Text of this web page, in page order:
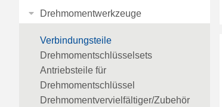
Drehmomentwerkzeuge
Verbindungsteile
Drehmomentschlüsselsets
Antriebsteile für
Drehmomentschlüssel
Drehmomentvervielfältiger/Zubehör